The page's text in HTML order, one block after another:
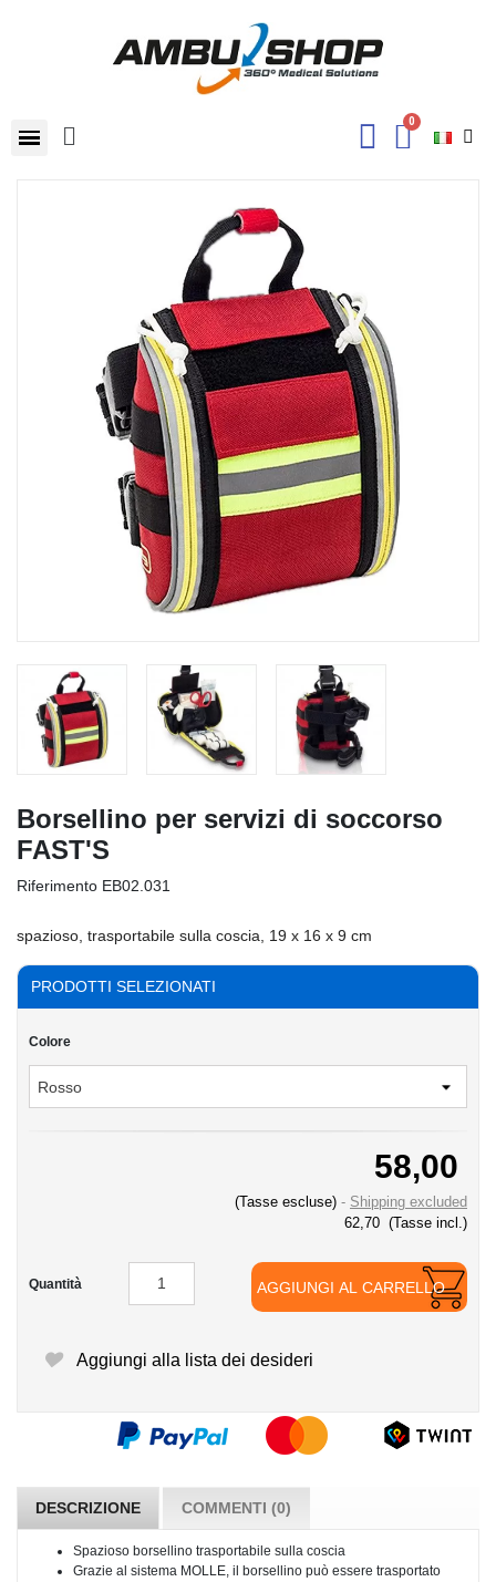
Borsellino per servizi di soccorso
FAST'S
Riferimento EB02.031
spazioso, trasportabile sulla coscia, 19 x 16 x 9 cm
PRODOTTI SELEZIONATI
Colore
58,00
(Tasse escluse)
Shipping excluded
62,70 (Tasse incl.)
Quantità AGGIUNGI AL CARRELLO
Aggiungi alla lista dei desideri
DESCRIZIONE COMMENTI (0)
Spazioso borsellino trasportabile sulla coscia
Grazie al sistema MOLLE, il borsellino può essere trasportato